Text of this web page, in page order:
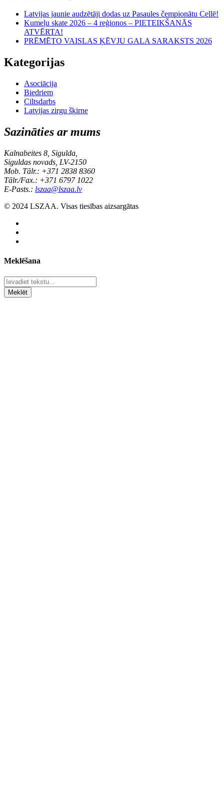
Latvijas jaunie audzētāji dodas uz Pasaules čempionātu Cellē!
Kumeļu skate 2026 – 4 reģionos – PIETEIKŠANĀS
ATVĒRTA!
PRĒMĒTO VAISLAS ĶĒVJU GALA SARAKSTS 2026
Kategorijas
Asociācija
Biedriem
Ciltsdarbs
Latvijas zirgu šķirne
Sazināties ar mums
Kalnabeites 8, Sigulda,
Siguldas novads, LV-2150
Mob. Tālr.: +371 2838 8360
Tālr./Fax.: +371 6797 1022
E-Pasts.: lszaa@lszaa.lv
© 2024 LSZAA. Visas tiesības aizsargātas
Meklēšana
Meklēt